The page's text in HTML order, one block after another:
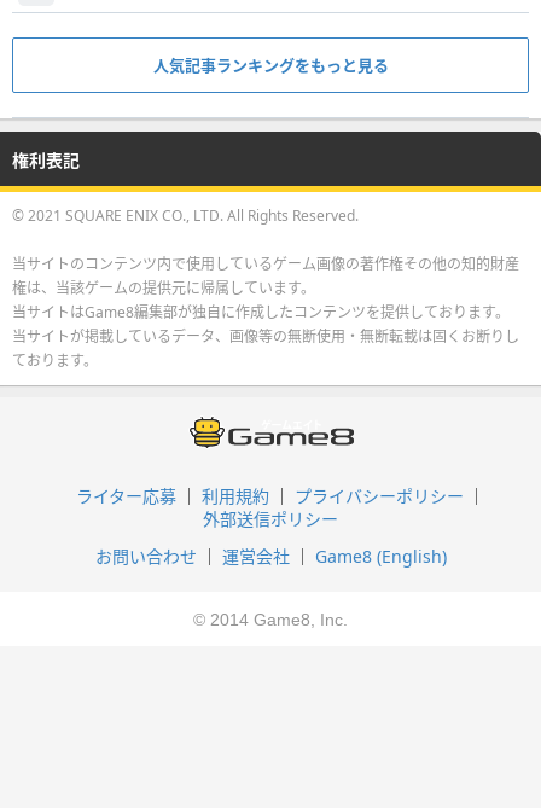
人気記事ランキングをもっと見る
権利表記
© 2021 SQUARE ENIX CO., LTD. All Rights Reserved.
当サイトのコンテンツ内で使用しているゲーム画像の著作権その他の知的財産
権は、当該ゲームの提供元に帰属しています。
当サイトはGame8編集部が独自に作成したコンテンツを提供しております。
当サイトが掲載しているデータ、画像等の無断使用・無断転載は固くお断りし
ております。
ライター応募 利用規約
プライバシーポリシー
外部送信ポリシー
お問い合わせ
運営会社 Game8 (English)
© 2014 Game8, Inc.